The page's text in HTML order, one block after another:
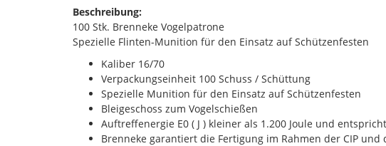
Beschreibung:
100 Stk. Brenneke Vogelpatrone
Spezielle Flinten-Munition für den Einsatz auf Schützenfesten
Kaliber 16/70
Verpackungseinheit 100 Schuss / Schüttung
Spezielle Munition für den Einsatz auf Schützenfesten
Bleigeschoss zum Vogelschießen
Auftreffenergie E0 ( J ) kleiner als 1.200 Joule und
Brenneke garantiert die Fertigung im Rahmen der CIP und